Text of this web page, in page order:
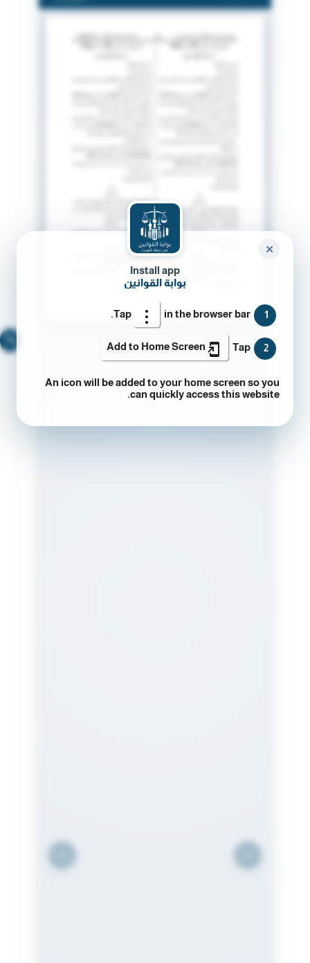
Install app
بوابة القوانين
1
Tap in the browser bar.
2
Tap
Add to Home Screen
An icon will be added to your home screen so you
can quickly access this website.
✕